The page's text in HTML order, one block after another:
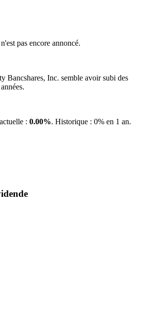
pas encore annoncé.
Bancshares, Inc. semble avoir subi des
: 0.00%. Historique : 0% en 1 an.